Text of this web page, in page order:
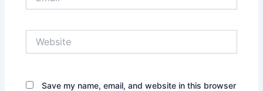
Save my name, email, and website in this browser